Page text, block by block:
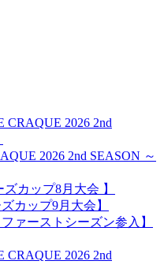
CRAQUE 2026 2nd
2026 2nd SEASON ～
カップ8月大会 】
カップ9月大会】
ァーストシーズン参入】
CRAQUE 2026 2nd